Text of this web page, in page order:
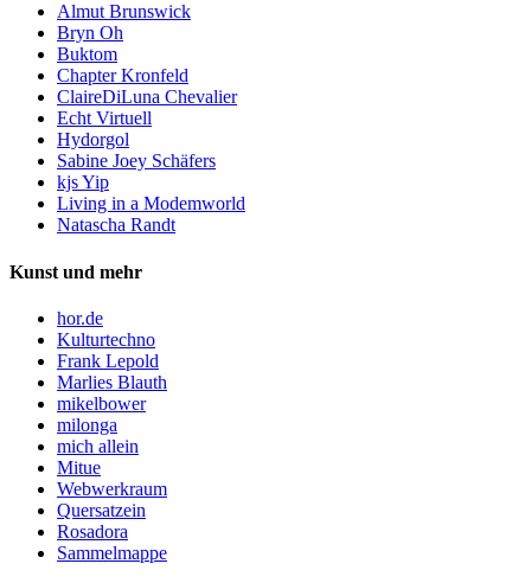
Almut Brunswick
Bryn Oh
Buktom
Chapter Kronfeld
ClaireDiLuna Chevalier
Echt Virtuell
Hydorgol
Sabine Joey Schäfers
kjs Yip
Living in a Modemworld
Natascha Randt
Kunst und mehr
hor.de
Kulturtechno
Frank Lepold
Marlies Blauth
mikelbower
milonga
mich allein
Mitue
Webwerkraum
Quersatzein
Rosadora
Sammelmappe